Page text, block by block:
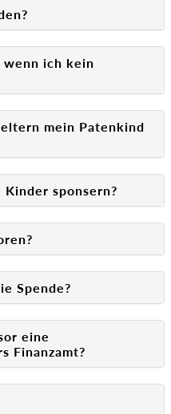
wenn ich kein
mein Patenkind
sponsern?
Spende?
eine
Finanzamt?